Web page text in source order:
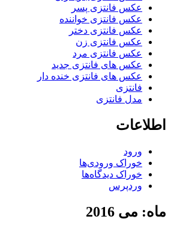
عکس فانتزی پسر
عکس فانتزی خواننده
عکس فانتزی دختر
عکس فانتزی زن
عکس فانتزی مرد
عکس های فانتزی جدید
عکس های فانتزی خنده دار
فانتزی
مدل فانتزی
اطلاعات
ورود
خوراک ورودی‌ها
خوراک دیدگاه‌ها
وردپرس
ماه: می 2016